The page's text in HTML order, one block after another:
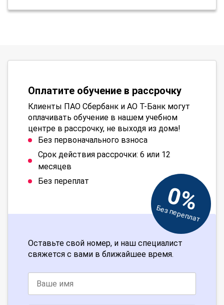
Оплатите обучение в рассрочку
Клиенты ПАО Сбербанк и АО Т-Банк могут
оплачивать обучение в нашем учебном
центре в рассрочку, не выходя из дома!
Без первоначального взноса
Срок действия рассрочки: 6 или 12
месяцев
Без переплат
0%
Без переплат
Оставьте свой номер, и наш специалист
свяжется с вами в ближайшее время.